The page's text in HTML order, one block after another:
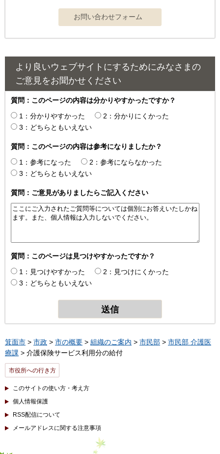
より良いウェブサイトにするためにみなさまの
ご意見をお聞かせください
質問：このページの内容は分かりやすかったですか？
1：分かりやすかった
2：分かりにくかった
3：どちらともいえない
質問：このページの内容は参考になりましたか？
1：参考になった
2：参考にならなかった
3：どちらともいえない
質問：ご意見がありましたらご記入ください
質問：このページは見つけやすかったですか？
1：見つけやすかった
2：見つけにくかった
3：どちらともいえない
箕面市 > 市政 > 市の概要 > 組織のご案内 > 市民部 > 市民部 介護医
療課 > 介護保険サービス利用分の給付
市役所への行き方
このサイトの使い方・考え方
個人情報保護
RSS配信について
メールアドレスに関する注意事項